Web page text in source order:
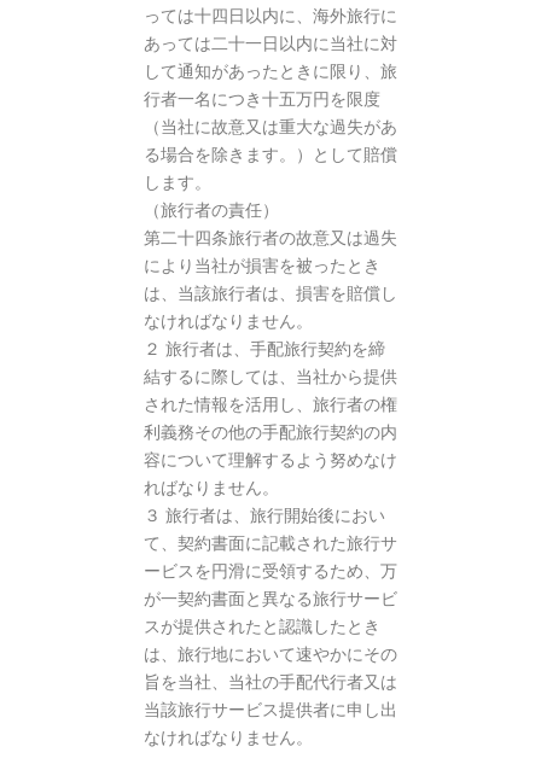
っては十四日以内に、海外旅行に
あっては二十一日以内に当社に対
して通知があったときに限り、旅
行者一名につき十五万円を限度
（当社に故意又は重大な過失があ
る場合を除きます。）として賠償
します。
（旅行者の責任）
第二十四条旅行者の故意又は過失
により当社が損害を被ったとき
は、当該旅行者は、損害を賠償し
なければなりません。
２ 旅行者は、手配旅行契約を締
結するに際しては、当社から提供
された情報を活用し、旅行者の権
利義務その他の手配旅行契約の内
容について理解するよう努めなけ
ればなりません。
３ 旅行者は、旅行開始後におい
て、契約書面に記載された旅行サ
ービスを円滑に受領するため、万
が一契約書面と異なる旅行サービ
スが提供されたと認識したとき
は、旅行地において速やかにその
旨を当社、当社の手配代行者又は
当該旅行サービス提供者に申し出
なければなりません。